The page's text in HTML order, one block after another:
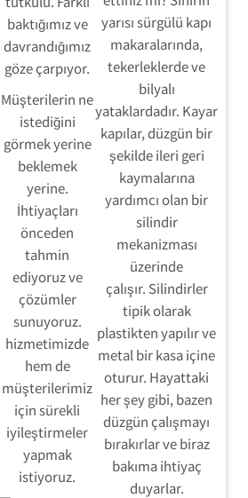
baktığımız ve
davrandığımız
göze çarpıyor.
Müşterilerin ne
istediğini
görmek yerine
beklemek
yerine.
İhtiyaçları
önceden
tahmin
ediyoruz ve
çözümler
sunuyoruz.
hizmetimizde
hem de
müşterilerimiz
için sürekli
iyileştirmeler
yapmak
istiyoruz.
yarısı sürgülü kapı
makaralarında,
tekerleklerde ve
bilyalı
yataklardadır. Kayar
kapılar, düzgün bir
şekilde ileri geri
kaymalarına
yardımcı olan bir
silindir
mekanizması
üzerinde
çalışır. Silindirler
tipik olarak
plastikten yapılır ve
metal bir kasa içine
oturur. Hayattaki
her şey gibi, bazen
düzgün çalışmayı
bırakırlar ve biraz
bakıma ihtiyaç
duyarlar.